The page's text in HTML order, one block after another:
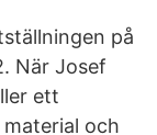
på
När Josef
ett
och